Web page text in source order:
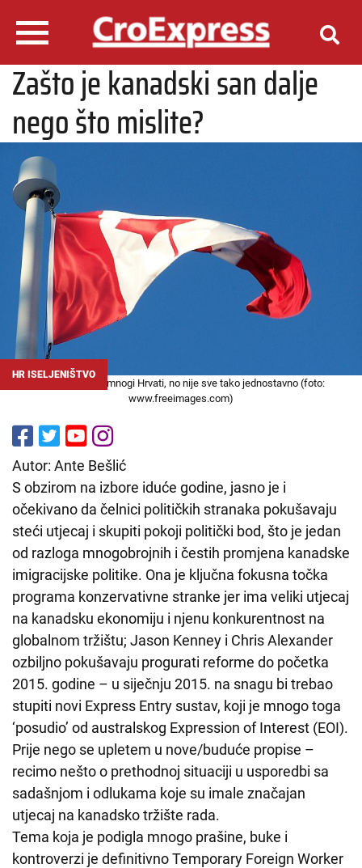
Zašto je kanadski san dalje
nego što mislite?
HR ISELJENIŠTVO
Kanadi streme mnogi Hrvati, no nije sve tako jednostavno (foto:
www.freeimages.com)
Autor: Ante Bešlić
S obzirom na izbore iduće godine, jasno je i
očekivano da čelnici političkih stranaka pokušavaju
steći utjecaj i skupiti pokoji politički bod, što je jedan
od razloga mnogobrojnih i čestih promjena kanadske
imigracijske politike. Ona je ključna fokusna točka
programa konzervativne stranke jer ima veliki utjecaj
na kanadsku ekonomiju i njenu konkurentnost na
globalnom tržištu; Jason Kenney i Chris Alexander
ozbiljno pokušavaju progurati reforme do početka
2015. godine – u siječnju 2015. na snagu bi trebao
stupiti novi Express Entry sustav, koji je mnogo toga
‘posudio’ od australskog Expression of Interest (EOI).
Prije nego se upletem u nove/buduće propise –
recimo nešto o prethodnoj situaciji u usporedbi sa
sadašnjom i odlukama koje su imale značajan
utjecaj na kanadsko tržište rada.
Tema koja je podigla mnogo prašine, buke i
kontroverzi je definitivno Temporary Foreign Worker